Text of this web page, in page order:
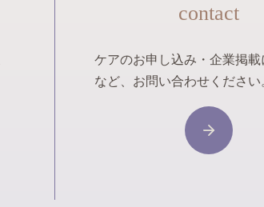
contact
ケアのお申し込み・企業掲載
など、お問い合わせください